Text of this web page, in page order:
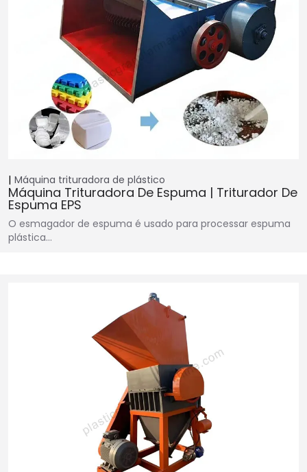
Máquina trituradora de plástico
Máquina Trituradora De Espuma | Triturador De
Espuma EPS
O esmagador de espuma é usado para processar espuma
plástica…